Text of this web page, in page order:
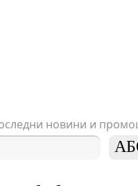
новини и